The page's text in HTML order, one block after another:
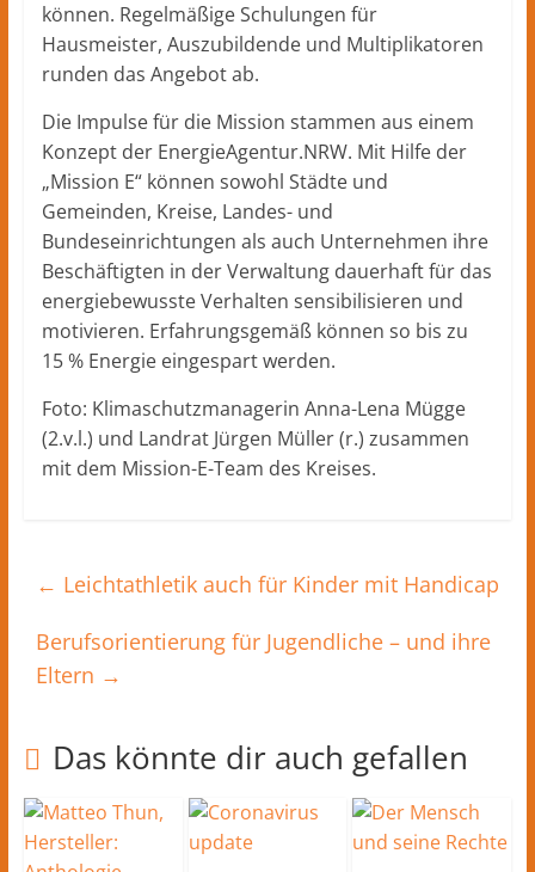
können. Regelmäßige Schulungen für
Hausmeister, Auszubildende und Multiplikatoren
runden das Angebot ab.
Die Impulse für die Mission stammen aus einem
Konzept der EnergieAgentur.NRW. Mit Hilfe der
„Mission E“ können sowohl Städte und
Gemeinden, Kreise, Landes- und
Bundeseinrichtungen als auch Unternehmen ihre
Beschäftigten in der Verwaltung dauerhaft für das
energiebewusste Verhalten sensibilisieren und
motivieren. Erfahrungsgemäß können so bis zu
15 % Energie eingespart werden.
Foto: Klimaschutzmanagerin Anna-Lena Mügge
(2.v.l.) und Landrat Jürgen Müller (r.) zusammen
mit dem Mission-E-Team des Kreises.
← Leichtathletik auch für Kinder mit Handicap
Berufsorientierung für Jugendliche – und ihre
Eltern →
Das könnte dir auch gefallen